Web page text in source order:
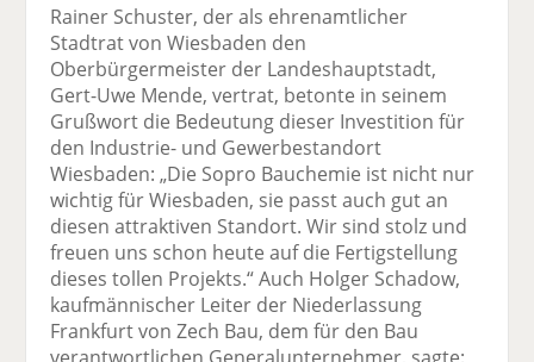
Rainer Schuster, der als ehrenamtlicher
Stadtrat von Wiesbaden den
Oberbürgermeister der Landeshauptstadt,
Gert-Uwe Mende, vertrat, betonte in seinem
Grußwort die Bedeutung dieser Investition für
den Industrie- und Gewerbestandort
Wiesbaden: „Die Sopro Bauchemie ist nicht nur
wichtig für Wiesbaden, sie passt auch gut an
diesen attraktiven Standort. Wir sind stolz und
freuen uns schon heute auf die Fertigstellung
dieses tollen Projekts.“ Auch Holger Schadow,
kaufmännischer Leiter der Niederlassung
Frankfurt von Zech Bau, dem für den Bau